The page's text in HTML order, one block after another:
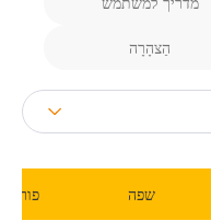
הַצהָרָה
שפה פורמט